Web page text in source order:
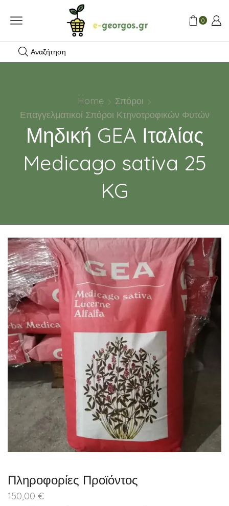
0
Αναζήτηση
Home
Σπόροι
Επαγγελματικοί Σπόροι Κτηνοτροφικών Φυτών
Μηδική GEA Ιταλίας
Medicago sativa 25
KG
Πληροφορίες Προϊόντος
150,00 €